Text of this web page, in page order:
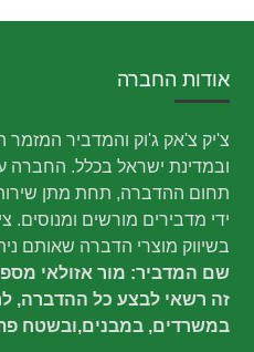
אודות החברה
צ'יק צ'אק ג'וק והמדביר המזמר
תחום ההדברה, תחת מתן
ידי מדבירים מורשים ומנוסים.
בשיווק מוצרי הדברה שאותם
זה רשאי לבצע כל ההדברה,
במשרדים, במבנים,ובשטח